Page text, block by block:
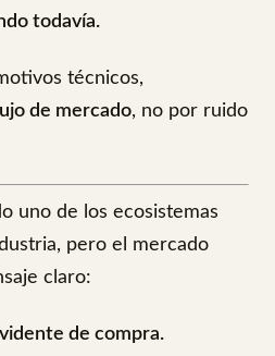
todavía.
técnicos,
de mercado, no por ruido
uno de los ecosistemas
pero el mercado
claro:
de compra.